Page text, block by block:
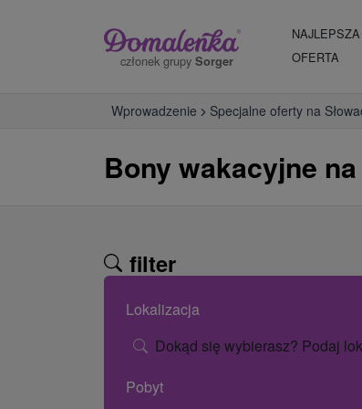
członek grupy Sorger
NAJLEPSZA
OFERTA
Wprowadzenie Specjalne oferty na
Bony wakacyjne
filter
Lokalizacja
Dokąd się wybierasz? Podaj
Pobyt